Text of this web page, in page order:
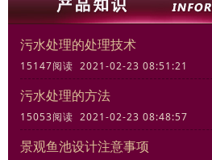
污水处理的处理技术
15147阅读 2021-02-23 08:51:21
污水处理的方法
15053阅读 2021-02-23 08:48:57
景观鱼池设计注意事项